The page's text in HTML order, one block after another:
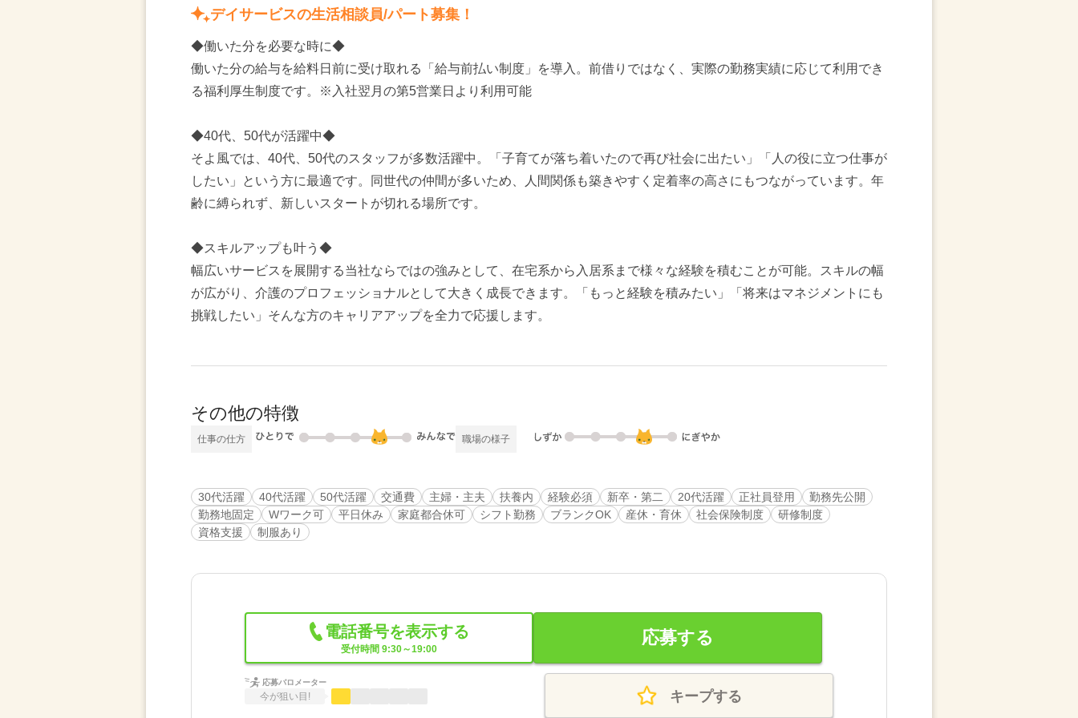
デイサービスの生活相談員/パート募集！
◆働いた分を必要な時に◆
働いた分の給与を給料日前に受け取れる「給与前払い制度」を導入。前借りではなく、実際の勤務実績に応じて利用でき
る福利厚生制度です。※入社翌月の第5営業日より利用可能
◆40代、50代が活躍中◆
そよ風では、40代、50代のスタッフが多数活躍中。「子育てが落ち着いたので再び社会に出たい」「人の役に立つ仕事が
したい」という方に最適です。同世代の仲間が多いため、人間関係も築きやすく定着率の高さにもつながっています。年
齢に縛られず、新しいスタートが切れる場所です。
◆スキルアップも叶う◆
幅広いサービスを展開する当社ならではの強みとして、在宅系から入居系まで様々な経験を積むことが可能。スキルの幅
が広がり、介護のプロフェッショナルとして大きく成長できます。「もっと経験を積みたい」「将来はマネジメントにも
挑戦したい」そんな方のキャリアアップを全力で応援します。
その他の特徴
仕事の仕方 職場の様子
30代活躍 40代活躍 50代活躍 交通費 主婦・主夫 扶養内 経験必須 新卒・第二 20代活躍 正社員登用
勤務先公開
勤務地固定
Wワーク可 平日休み 家庭都合休可 シフト勤務 ブランクOK 産休・育休 社会保険制度
研修制度
資格支援
制服あり
電話番号を表示する
受付時間 9:30～19:00
応募する
応募バロメーター
今が狙い目! キープする